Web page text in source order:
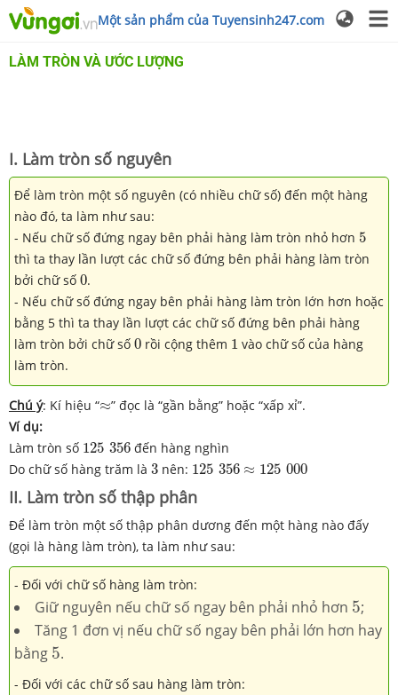
Một sản phẩm của Tuyensinh247.com
LÀM TRÒN VÀ ƯỚC LƯỢNG
I. Làm tròn số nguyên
Để làm tròn một số nguyên (có nhiều chữ số) đến một hàng
nào đó, ta làm như sau:
- Nếu chữ số đứng ngay bên phải hàng làm tròn nhỏ hơn 5
5
thì ta thay lần lượt các chữ số đứng bên phải hàng làm tròn
bởi chữ số 0
0.
- Nếu chữ số đứng ngay bên phải hàng làm tròn lớn hơn hoặc
bằng 5 thì ta thay lần lượt các chữ số đứng bên phải hàng
làm tròn bởi chữ số 0
0 rồi cộng thêm 1
1 vào chữ số của hàng
làm tròn.
Chú ý: Kí hiệu “≈
≈” đọc là “gần bằng” hoặc “xấp xỉ”.
Ví dụ:
Làm tròn số 125 356
125 356đến hàng nghìn
Do chữ số hàng trăm là 3
3 nên: 125 356 ≈ 125 000
125 356≈ 125 000
II. Làm tròn số thập phân
Để làm tròn một số thập phân dương đến một hàng nào đấy
(gọi là hàng làm tròn), ta làm như sau:
- Đối với chữ số hàng làm tròn:
Giữ nguyên nếu chữ số ngay bên phải nhỏ hơn 5
5;
Tăng 1 đơn vị nếu chữ số ngay bên phải lớn hơn hay
bằng 5
5.
- Đối với các chữ số sau hàng làm tròn: